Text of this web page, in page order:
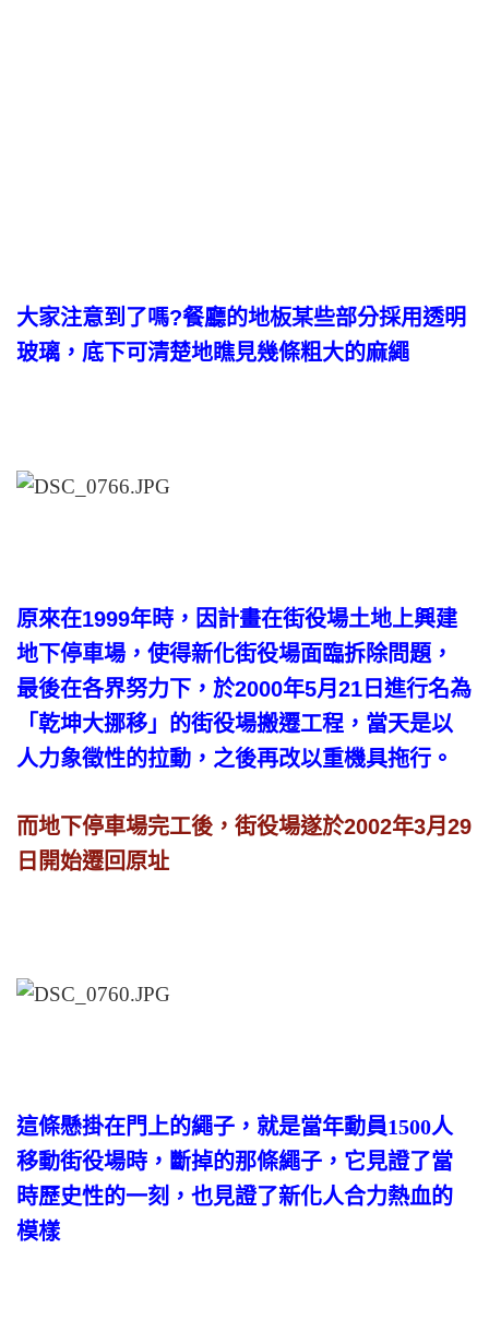
大家注意到了嗎?餐廳的地板某些部分採用透明
玻璃，底下可清楚地瞧見幾條粗大的麻繩
原來在1999年時，因計畫在街役場土地上興建
地下停車場，使得新化街役場面臨拆除問題，
最後在各界努力下，於2000年5月21日進行名為
「乾坤大挪移」的街役場搬遷工程，當天是以
人力象徵性的拉動，之後再改以重機具拖行。
而地下停車場完工後，街役場遂於2002年3月29
日開始遷回原址
這條懸掛在門上的繩子，就是當年動員1500人
移動街役場時，斷掉的那條繩子，它見證了當
時歷史性的一刻，也見證了新化人合力熱血的
模樣